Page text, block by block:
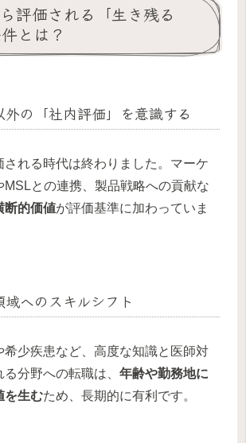
評価される「生き残る
とは？
の「社内評価」を意識する
される時代は終わりました。マーケ
MSLとの連携、製品戦略への貢献な
断的価値が評価基準に加わっていま
へのスキルシフト
希少疾患など、高度な知識と医師対
分野への転職は、 年齢や勤務地に
を生むため、長期的に有利です。